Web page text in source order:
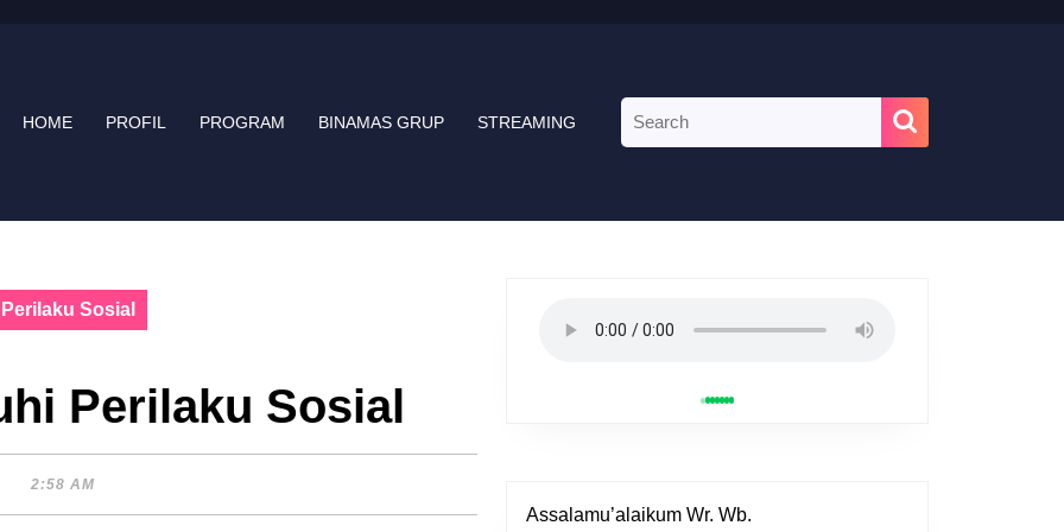
HOME PROFIL PROGRAM BINAMAS GRUP STREAMING
for:
Sosial
Perilaku Sosial
2:58 AM
Assalamu’alaikum Wr. Wb.